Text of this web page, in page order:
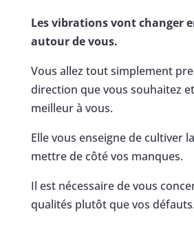
Les vibrations vont changer
autour de vous.
Vous allez tout simplement
direction que vous souhaitez
meilleur à vous.
Elle vous enseigne de cultiver
mettre de côté vos manques.
Il est nécessaire de vous
qualités plutôt que vos défauts.